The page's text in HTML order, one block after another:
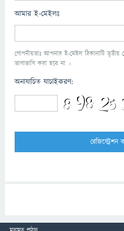
আমার ই-মেইলঃ
গোপনীয়তাঃ আপনার ই-মেইল ঠিকানাটি তৃতীয়
ভাগাভাগি করা হবে না ।
অনাযাচিত যাচাইকরণ: